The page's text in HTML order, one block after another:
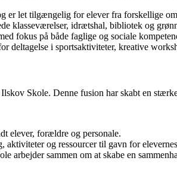
er let tilgængelig for elever fra forskellige
klasseværelser, idrætshal, bibliotek og
fokus på både faglige og sociale
i sportsaktiviteter, kreative
Skole. Denne fusion har skabt en
elever, forældre og personale.
og ressourcer til gavn for
arbejder sammen om at skabe en